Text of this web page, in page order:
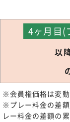
4ヶ月目(
以
※会員権価格は変動
※プレー料金の差
レー料金の差額の累